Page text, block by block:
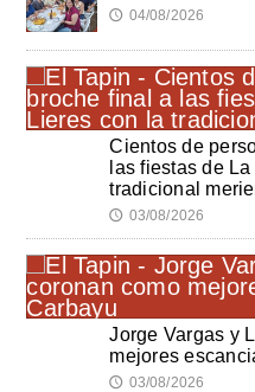
🕔 04/08/2026
Cientos de
las fiestas de
tradicional
🕔 03/08/2026
Jorge Vargas y
mejores
🕔 03/08/2026